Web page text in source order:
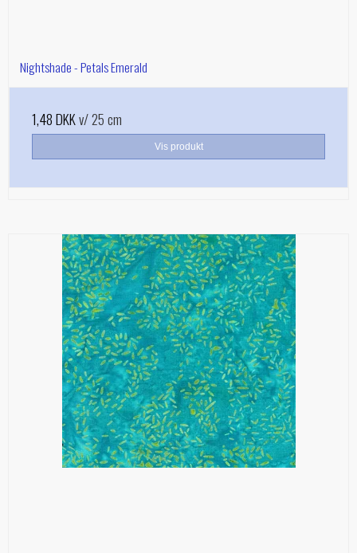
Nightshade - Petals Emerald
1,48 DKKv/ 25 cm
Vis produkt